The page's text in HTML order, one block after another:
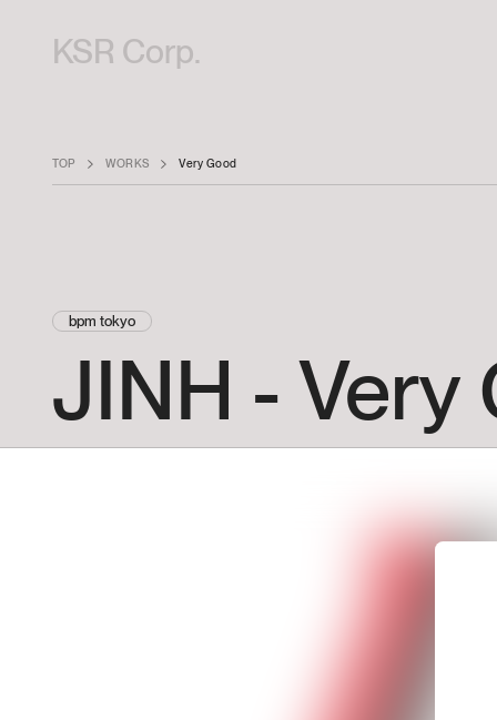
KSR Corp.
TOP WORKS Very Good
bpm tokyo
JINH - Very